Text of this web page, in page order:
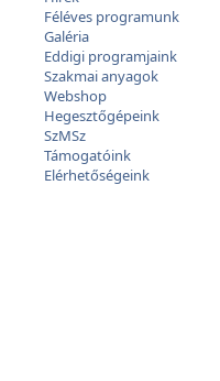
Féléves programunk
Galéria
Eddigi programjaink
Szakmai anyagok
Webshop
Hegesztőgépeink
SzMSz
Támogatóink
Elérhetőségeink